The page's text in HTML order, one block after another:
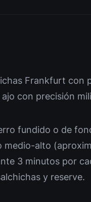
Frankfurt con
con precisión
fundido o de
alto
3 minutos por
y reserve.